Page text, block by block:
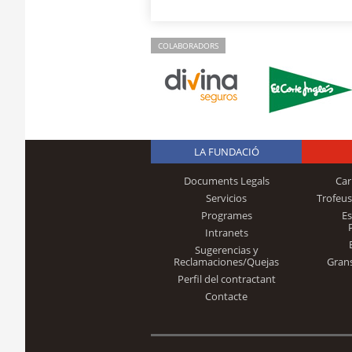
COLABORADORS
LA FUNDACIÓ
Documents Legals
Servicios
Programes
Intranets
Sugerencias y
Reclamaciones/Quejas
Perfil del contractant
Contacte